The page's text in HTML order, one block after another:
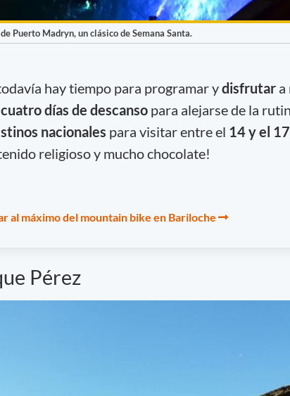
Puerto Madryn, un clásico de Semana Santa.
hay tiempo para programar ydisfrutar a
cuatro días de descanso para alejarse de la
nacionales para visitar entre el 14 y el
religioso y mucho chocolate!
al máximo del mountain bike en Bariloche
Pérez